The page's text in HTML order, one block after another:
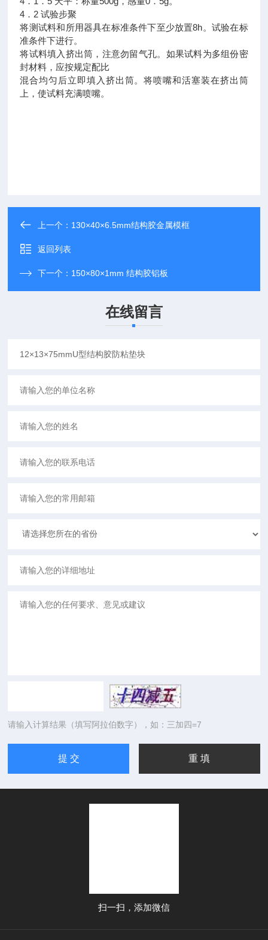
4．2 试验步聚
将测试料和所用器具在标准条件下至少放置8h。试验在标
准条件下进行。
将试料填入挤出筒，注意勿留气孔。如果试料为多组份密
封材料，应按规定配比
混合均匀后立即填入挤出筒。将喷嘴和活塞装在挤出筒
上，使试料充满喷嘴。
上一个： 130×40×6.5mm结构胶金属模框
返回列表
下一个： 150×80×1mm 结构胶铝板
在线留言
请输入计算结果（填写阿拉伯数字），如：三加四=7
扫一扫，添加微信